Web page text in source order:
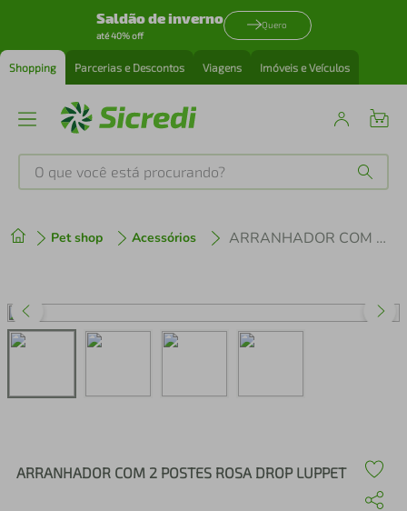
Saldão de inverno
até 40% off
Quero
Shopping Parcerias e Descontos Viagens Imóveis e Veículos
O que você está procurando?
Pet shop Acessórios ARRANHADOR COM 2 POSTES ROSA DROP LUPPET
ARRANHADOR COM 2 POSTES ROSA DROP LUPPET
2º cafeteira